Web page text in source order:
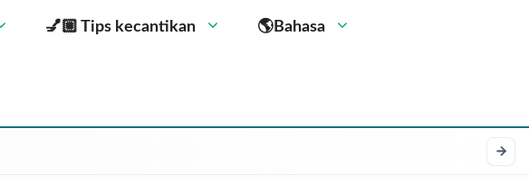
💅🏼 Tips kecantikan 🌎Bahasa